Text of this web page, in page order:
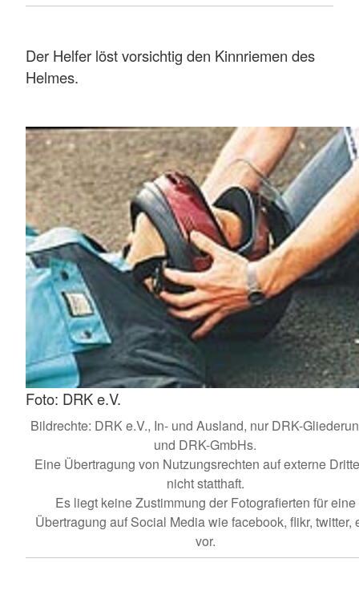
Der Helfer löst vorsichtig den Kinnriemen des
Helmes.
Foto: DRK e.V.
Bildrechte: DRK e.V., In- und Ausland, nur DRK-
und DRK-GmbHs.
Eine Übertragung von Nutzungsrechten auf externe
nicht statthaft.
Es liegt keine Zustimmung der Fotografierten für eine
Übertragung auf Social Media wie facebook, flikr, twitter,
vor.